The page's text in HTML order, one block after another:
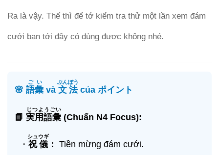
Ra là vậy. Thế thì để tớ kiểm tra thử một lần xem đám
cưới bạn tới đây có dùng được không nhé.
🌸 語彙
ごい
và 文法
ぶんぽう
của ポイント
📘 実用語彙
じつようごい
(Chuẩn N4 Focus):
・ 祝儀
シュウギ
： Tiền mừng đám cưới.